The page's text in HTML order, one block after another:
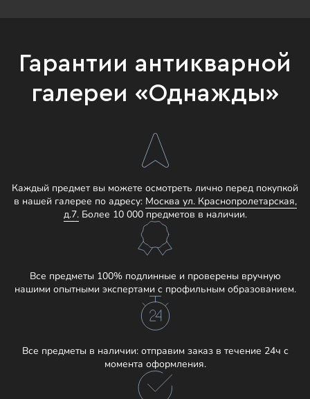
Гарантии антикварной
галереи «Однажды»
Каждый предмет вы можете осмотреть лично перед покупкой
в нашей галерее по адресу: Москва ул. Краснопролетарская,
д.7.Более 10 000 предметов в наличии.
Все предметы 100% подлинные и проверены вручную
нашими опытными экспертами с профильным образованием.
Все предметы в наличии: отправим заказ в течение 24ч с
момента оформления.